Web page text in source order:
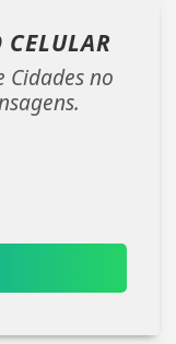
CELULAR
Cidades no